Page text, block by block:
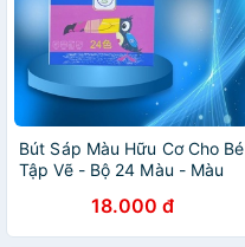
Bút Sáp Màu Hữu Cơ Cho Bé
Tập Vẽ - Bộ 24 Màu - Màu
Cấp Tự Nhiên An Toàn -
Bách Hóa Xanh
18.000 đ